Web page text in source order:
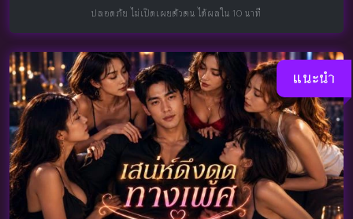
ปลอดภัย ไม่เปิดเผยตัวตน ได้ผลใน 10 นาที
แนะนำ